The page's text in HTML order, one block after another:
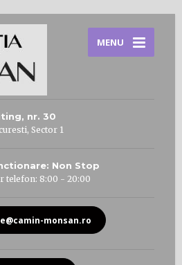
MENU
nr. 30
Sector 1
Non Stop
telefon: 8:00 - 20:00
monsan.ro